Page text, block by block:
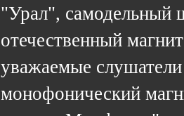
"Урал", самодельный
отечественный
уважаемые
монофонический